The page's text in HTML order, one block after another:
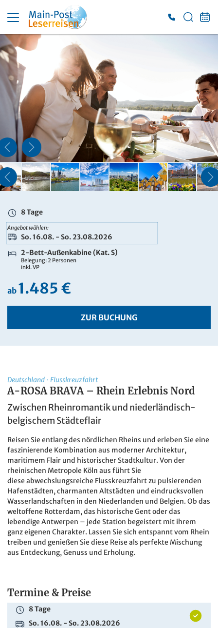
8 Tage
Angebot wählen:
So. 16.08. - So. 23.08.2026
2-Bett-Außenkabine (Kat. S)
Belegung: 2 Personen
inkl. VP
ab 1.485 €
ZUR BUCHUNG
So. 16.08. - So. 23.08.2026
2-Bett-Außenkabine (Kat. S)
Belegung: 2 Personen
inkl. VP
ab1.485 €
ZUR BUCHUNG
8 Tage
So. 16.08. - So. 23.08.2026
2-Bett-Außenkabine (Kat. A)
ZUR BUCHUNG
8 Tage
So. 16.08. - So. 23.08.2026
Belegung: 2 Personen
8 Tage
So. 16.08. - So. 23.08.2026
2-Bett Außen (Kat. D) Außen mit frz. Balkon
inkl. VP
ab2.055 €
ZUR BUCHUNG
8 Tage
So. 16.08. - So. 23.08.2026
2-Bett-Außenkabine (Kat. A) zur Alleinbenutzung
Belegung: 1 Person
inkl. VP
8 Tage
So. 16.08. - So. 23.08.2026
2-Bett-Außenkabine franz. Balkon (Kat. C) zur
Deutschland · Flusskreuzfahrt
A-ROSA BRAVA – Rhein Erlebnis Nord
Zwischen Rheinromantik und niederländisch-
belgischem Städteflair
Reisen Sie entlang des nördlichen Rheins und erleben Sie eine
faszinierende Kombination aus moderner Architektur,
maritimem Flair und historischer Stadtkultur. Von der
rheinischen Metropole Köln aus führt Sie
diese abwechslungsreiche Flusskreuzfahrt zu pulsierenden
Hafenstädten, charmanten Altstädten und eindrucksvollen
Wasserlandschaften in den Niederlanden und Belgien. Ob das
weltoffene Rotterdam, das historische Gent oder das
lebendige Antwerpen – jede Station begeistert mit ihrem
ganz eigenen Charakter. Lassen Sie sich entspannt vom Rhein
treiben und genießen Sie diese Reise als perfekte Mischung
aus Entdeckung, Genuss und Erholung.
Termine & Preise
8 Tage
So. 16.08. - So. 23.08.2026